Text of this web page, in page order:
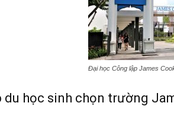
Đại học Công lập James
du học sinh chọn trường